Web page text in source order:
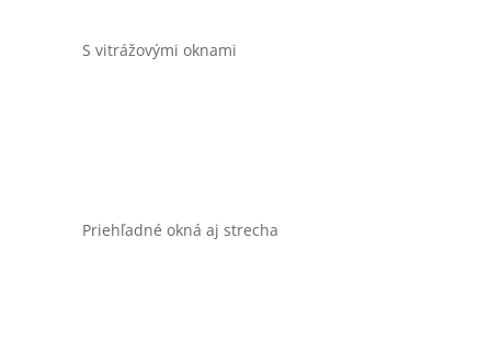
S vitrážovými oknami
Priehľadné okná aj strecha